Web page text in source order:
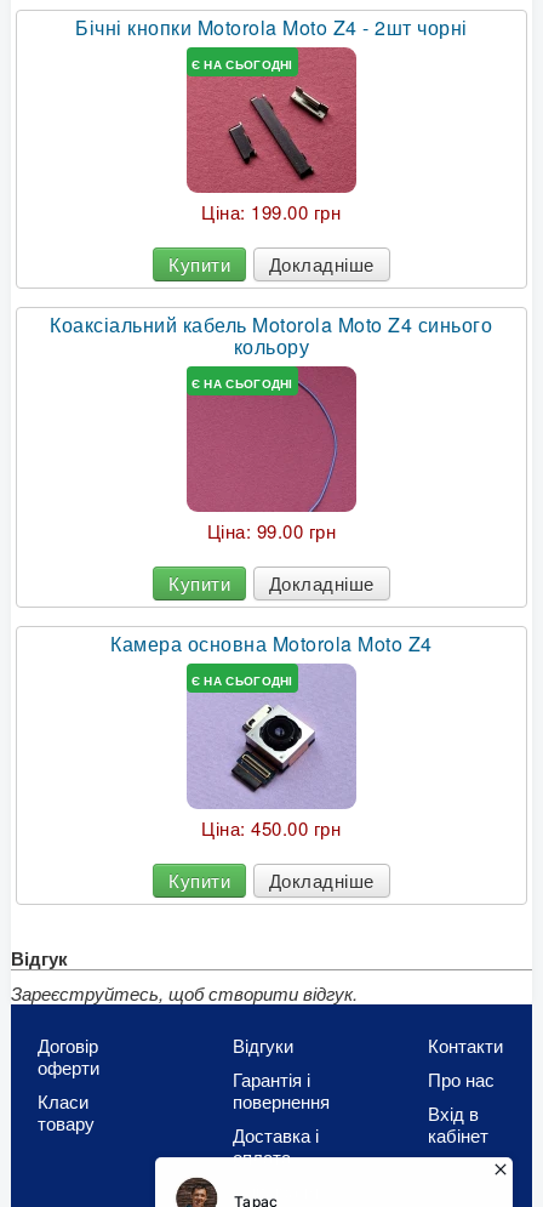
Бічні кнопки Motorola Moto Z4 - 2шт чорні
Є НА СЬОГОДНІ
Ціна: 199.00 грн
Купити Докладніше
Коаксіальний кабель Motorola Moto Z4 синього
кольору
Є НА СЬОГОДНІ
Ціна: 99.00 грн
Купити Докладніше
Камера основна Motorola Moto Z4
Є НА СЬОГОДНІ
Ціна:450.00 грн
Купити Докладніше
Відгук
Зареєструйтесь, щоб створити відгук.
Договір
оферти
Класи
товару
Відгуки
Гарантія і
повернення
Доставка і
оплата
Співпраця
Контакти
Про нас
Вхід в
кабінет